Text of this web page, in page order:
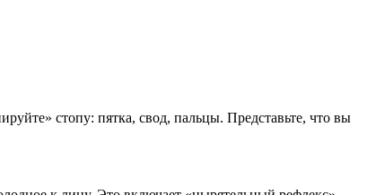
стопу: пятка, свод, пальцы. Представьте, что вы